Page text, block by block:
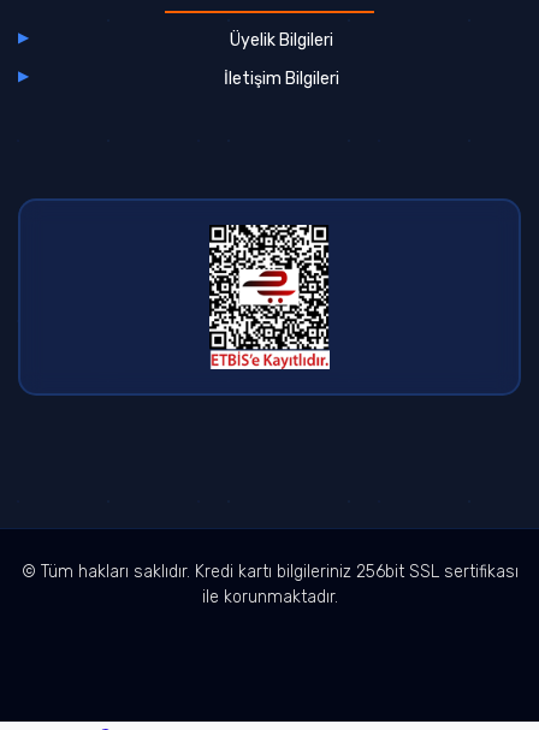
Üyelik Bilgileri
İletişim Bilgileri
© Tüm hakları saklıdır. Kredi kartı bilgileriniz 256bit SSL sertifikası
ile korunmaktadır.